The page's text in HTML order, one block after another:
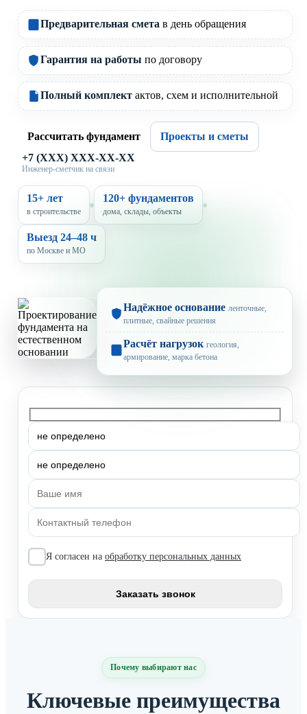
Предварительная смета в день обращения
Гарантия на работы по договору
Полный комплект актов, схем и исполнительной
Рассчитать фундамент
Проекты и сметы
+7 (XXX) XXX-XX-XX
Инженер-сметчик на связи
15+ лет
в строительстве
120+ фундаментов
дома, склады, объекты
Выезд 24–48 ч
по Москве и МО
Надёжное основание ленточные,
плитные, свайные решения
Расчёт нагрузок геология,
армирование, марка бетона
Я согласен на обработку персональных данных
Почему выбирают нас
Ключевые преимущества